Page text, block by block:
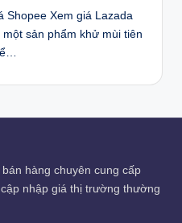
Shopee Xem giá Lazada
sản phẩm khử mùi tiên
bán hàng chuyên cung cấp
nhập giá thị trường thường